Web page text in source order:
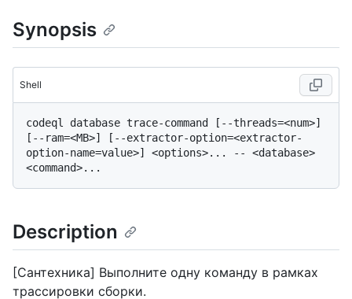
Synopsis
Shell
codeql database trace-command [--threads=<num>]
[--ram=<MB>] [--extractor-option=<extractor-
option-name=value>] <options>... -- <database>
Description
[Сантехника] Выполните одну команду в рамках
трассировки сборки.